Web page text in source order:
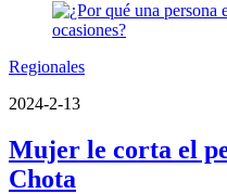
Regionales
2024-2-13
Mujer le corta el
Chota